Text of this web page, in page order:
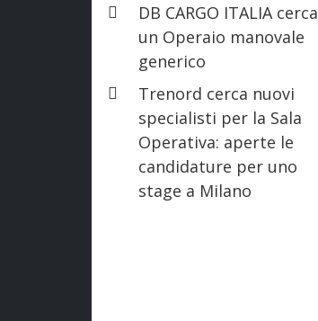
DB CARGO ITALIA cerca
un Operaio manovale
generico
Trenord cerca nuovi
specialisti per la Sala
Operativa: aperte le
candidature per uno
stage a Milano